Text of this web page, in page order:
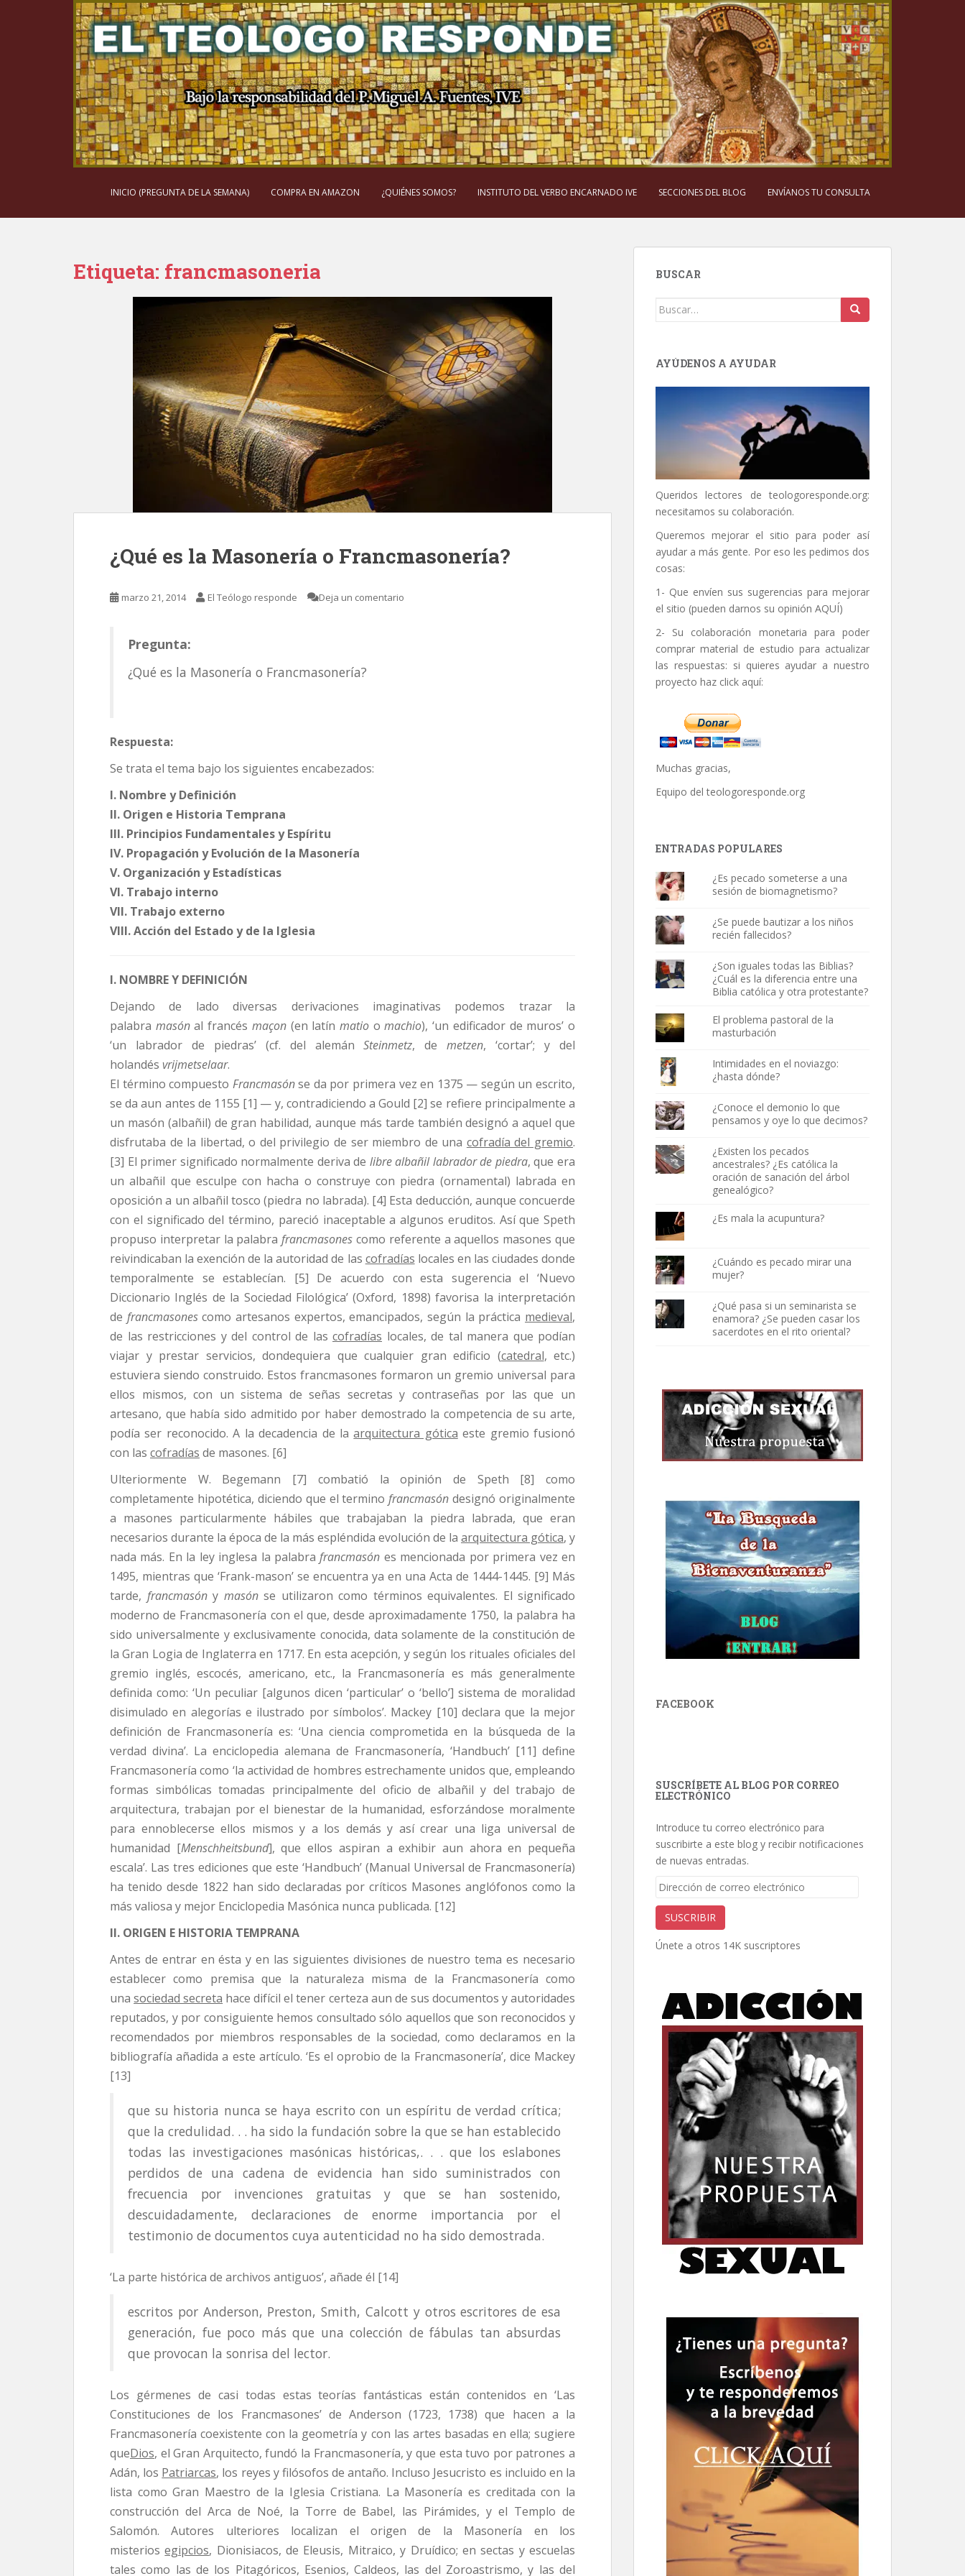
t
INICIO (PREGUNTA DE LA SEMANA) COMPRA EN AMAZON ¿QUIÉNES SOMOS? INSTITUTO DEL VERBO ENCARNADO IVE SECCIONES DEL BLOG ENVÍANOS TU CONSULTA
Etiqueta: francmasoneria
¿Qué es la Masonería o Francmasonería?
marzo 21, 2014 El Teólogo responde Deja un comentario
Pregunta:
¿Qué es la Masonería o Francmasonería?
Respuesta:
Se trata el tema bajo los siguientes encabezados:
I. Nombre y Definición
II. Origen e Historia Temprana
III. Principios Fundamentales y Espíritu
IV. Propagación y Evolución de la Masonería
V. Organización y Estadísticas
VI. Trabajo interno
VII. Trabajo externo
VIII. Acción del Estado y de la Iglesia
I. NOMBRE Y DEFINICIÓN
Dejando de lado diversas derivaciones imaginativas podemos trazar la
palabra masónal francés maçon(en latínmatio omachio), ‘un edificador de muros’ o
‘un labrador de piedras’ (cf. del alemánSteinmetz, demetzen, ‘cortar’; y del
holandés vrijmetselaar.
El término compuesto Francmasónse da por primera vez en 1375 — según un escrito,
se da aun antes de 1155 [1] — y, contradiciendo a Gould [2] se refiere principalmente a
un masón (albañil) de gran habilidad, aunque más tarde también designó a aquel que
disfrutaba de la libertad, o del privilegio de ser miembro de una cofradía del gremio.
[3] El primer significado normalmente deriva de libre albañil labrador de piedra, que era
un albañil que esculpe con hacha o construye con piedra (ornamental) labrada en
oposición a un albañil tosco (piedra no labrada). [4] Esta deducción, aunque concuerde
con el significado del término, pareció inaceptable a algunos eruditos. Así que Speth
propuso interpretar la palabrafrancmasonescomo referente a aquellos masones que
reivindicaban la exención de la autoridad de las cofradías locales en las ciudades donde
temporalmente se establecían. [5] De acuerdo con esta sugerencia el ‘Nuevo
Diccionario Inglés de la Sociedad Filológica’ (Oxford, 1898) favorisa la interpretación
de francmasonescomo artesanos expertos, emancipados, según la práctica medieval,
de las restricciones y del control de las cofradías locales, de tal manera que podían
viajar y prestar servicios, dondequiera que cualquier gran edificio (catedral, etc.)
estuviera siendo construido. Estos francmasones formaron un gremio universal para
ellos mismos, con un sistema de señas secretas y contraseñas por las que un
artesano, que había sido admitido por haber demostrado la competencia de su arte,
podía ser reconocido. A la decadencia de laarquitectura gótica este gremio fusionó
con las cofradías de masones. [6]
Ulteriormente W. Begemann [7] combatió la opinión de Speth [8] como
completamente hipotética, diciendo que el terminofrancmasón designó originalmente
a masones particularmente hábiles que trabajaban la piedra labrada, que eran
necesarios durante la época de la más espléndida evolución de la arquitectura gótica, y
nada más. En la ley inglesa la palabrafrancmasón es mencionada por primera vez en
1495, mientras que ‘Frank-mason’ se encuentra ya en una Acta de 1444-1445. [9] Más
tarde, francmasóny masónse utilizaron como términos equivalentes. El significado
moderno de Francmasonería con el que, desde aproximadamente 1750, la palabra ha
sido universalmente y exclusivamente conocida, data solamente de la constitución de
la Gran Logia de Inglaterra en 1717. En esta acepción, y según los rituales oficiales del
gremio inglés, escocés, americano, etc., la Francmasonería es más generalmente
definida como: ‘Un peculiar [algunos dicen ‘particular’ o ‘bello’] sistema de moralidad
disimulado en alegorías e ilustrado por símbolos’. Mackey [10] declara que la mejor
definición de Francmasonería es: ‘Una ciencia comprometida en la búsqueda de la
verdad divina’. La enciclopedia alemana de Francmasonería, ‘Handbuch’ [11] define
Francmasonería como ‘la actividad de hombres estrechamente unidos que, empleando
formas simbólicas tomadas principalmente del oficio de albañil y del trabajo de
arquitectura, trabajan por el bienestar de la humanidad, esforzándose moralmente
para ennoblecerse ellos mismos y a los demás y así crear una liga universal de
humanidad [Menschheitsbund], que ellos aspiran a exhibir aun ahora en pequeña
escala’. Las tres ediciones que este ‘Handbuch’ (Manual Universal de Francmasonería)
ha tenido desde 1822 han sido declaradas por críticos Masones anglófonos como la
más valiosa y mejor Enciclopedia Masónica nunca publicada. [12]
II. ORIGEN E HISTORIA TEMPRANA
Antes de entrar en ésta y en las siguientes divisiones de nuestro tema es necesario
establecer como premisa que la naturaleza misma de la Francmasonería como
unasociedad secreta hace difícil el tener certeza aun de sus documentos y autoridades
reputados, y por consiguiente hemos consultado sólo aquellos que son reconocidos y
recomendados por miembros responsables de la sociedad, como declaramos en la
bibliografía añadida a este artículo. ‘Es el oprobio de la Francmasonería’, dice Mackey
[13]
que su historia nunca se haya escrito con un espíritu de verdad crítica;
que la credulidad. . . ha sido la fundación sobre la que se han establecido
todas las investigaciones masónicas históricas,. . . que los eslabones
perdidos de una cadena de evidencia han sido suministrados con
frecuencia por invenciones gratuitas y que se han sostenido,
descuidadamente, declaraciones de enorme importancia por el
testimonio de documentos cuya autenticidad no ha sido demostrada.
‘La parte histórica de archivos antiguos’, añade él [14]
escritos por Anderson, Preston, Smith, Calcott y otros escritores de esa
generación, fue poco más que una colección de fábulas tan absurdas
que provocan la sonrisa del lector.
Los gérmenes de casi todas estas teorías fantásticas están contenidos en ‘Las
Constituciones de los Francmasones’ de Anderson (1723, 1738) que hacen a la
Francmasonería coexistente con la geometría y con las artes basadas en ella; sugiere
queDios, el Gran Arquitecto, fundó la Francmasonería, y que esta tuvo por patrones a
Adán, los Patriarcas, los reyes y filósofos de antaño. Incluso Jesucristo es incluido en la
lista como Gran Maestro de la Iglesia Cristiana. La Masonería es creditada con la
construcción del Arca de Noé, la Torre de Babel, las Pirámides, y el Templo de
Salomón. Autores ulteriores localizan el origen de la Masonería en los
misteriosegipcios, Dionisiacos, de Eleusis, Mitraico, y Druídico; en sectas y escuelas
tales como las de los Pitagóricos, Esenios, Caldeos, las del Zoroastrismo, y las del
BUSCAR
Buscar:
AYÚDENOS A AYUDAR
Queridos lectores de teologoresponde.org:
necesitamos su colaboración.
Queremos mejorar el sitio para poder así
ayudar a más gente. Por eso les pedimos dos
cosas:
1- Que envíen sus sugerencias para mejorar
el sitio (pueden darnos su opinión AQUÍ)
2- Su colaboración monetaria para poder
comprar material de estudio para actualizar
las respuestas: si quieres ayudar a nuestro
proyecto haz click aquí:
Muchas gracias,
Equipo del teologoresponde.org
ENTRADAS POPULARES
¿Es pecado someterse a una
sesión de biomagnetismo?
¿Se puede bautizar a los niños
recién fallecidos?
¿Son iguales todas las Biblias?
¿Cuál es la diferencia entre una
Biblia católica y otra protestante?
El problema pastoral de la
masturbación
Intimidades en el noviazgo:
¿hasta dónde?
¿Conoce el demonio lo que
pensamos y oye lo que decimos?
¿Existen los pecados
ancestrales? ¿Es católica la
oración de sanación del árbol
genealógico?
¿Es mala la acupuntura?
¿Cuándo es pecado mirar una
mujer?
¿Qué pasa si un seminarista se
enamora? ¿Se pueden casar los
sacerdotes en el rito oriental?
FACEBOOK
SUSCRÍBETE AL BLOG POR CORREO
ELECTRÓNICO
Introduce tu correo electrónico para
suscribirte a este blog y recibir notificaciones
de nuevas entradas.
Dirección
correo
electrónico
SUSCRIBIR
Únete a otros 14K suscriptores